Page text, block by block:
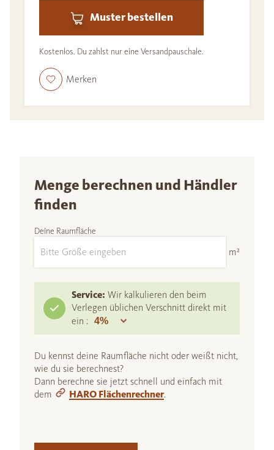
Muster bestellen
Kostenlos. Du zahlst nur eine Versandpauschale.
Merken
Menge berechnen und Händler
finden
Deine Raumfläche
m²
Service: Wir kalkulieren den beim
Verlegen üblichen Verschnitt direkt mit
ein :
Du kennst deine Raumfläche nicht oder weißt nicht,
wie du sie berechnest?
Dann berechne sie jetzt schnell und einfach mit
dem
HARO Flächenrechner.